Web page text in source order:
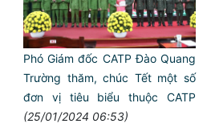
Phó Giám đốc CATP Đào Quang
Trường thăm, chúc Tết một số
đơn vị tiêu biểu thuộc CATP
(25/01/2024 06:53)